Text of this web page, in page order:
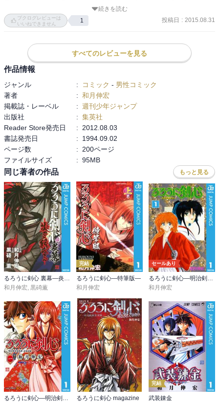
あと、7巻から登場する斎藤一が格好いい！単行本をちまちま買っ
てたので、最終決戦のあと斎藤さん死んだと思って号泣してしまい
ましたよ。今考えると恥ずかしい限りです。
――ネタバレってどの程度の内容からですかね？ちょっと分からな
いので一応、含むということにしておきます。
一見頼りない主人公が実は滅法強いというところが
どのキャラクターもそれぞれに魅力がある。
続きを読む
ブクログレビューは
いいねできません
1 投稿日 : 2015.08.31
すべてのレビューを見る
作品情報
ジャンル : コミック - 男性コミック
著者
: 和月伸宏
掲載誌・レーベル
: 週刊少年ジャンプ
出版社
: 集英社
Reader Store発売日
:
2012.08.03
書誌発売日
:
1994.09.02
ページ数
:
200ページ
ファイルサイズ
: 95MB
同じ著者の作品 もっと見る
るろうに剣心 裏幕―炎を統べる―
和月伸宏, 黒碕薫
完結
るろうに剣心―特筆版―
和月伸宏
セールあり
るろうに剣心―明治剣客浪漫譚― モノクロ版
和月伸宏
るろうに剣心 magazine
完結
武装錬金